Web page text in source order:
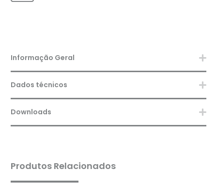
Informação Geral
Dados técnicos
Downloads
Produtos Relacionados